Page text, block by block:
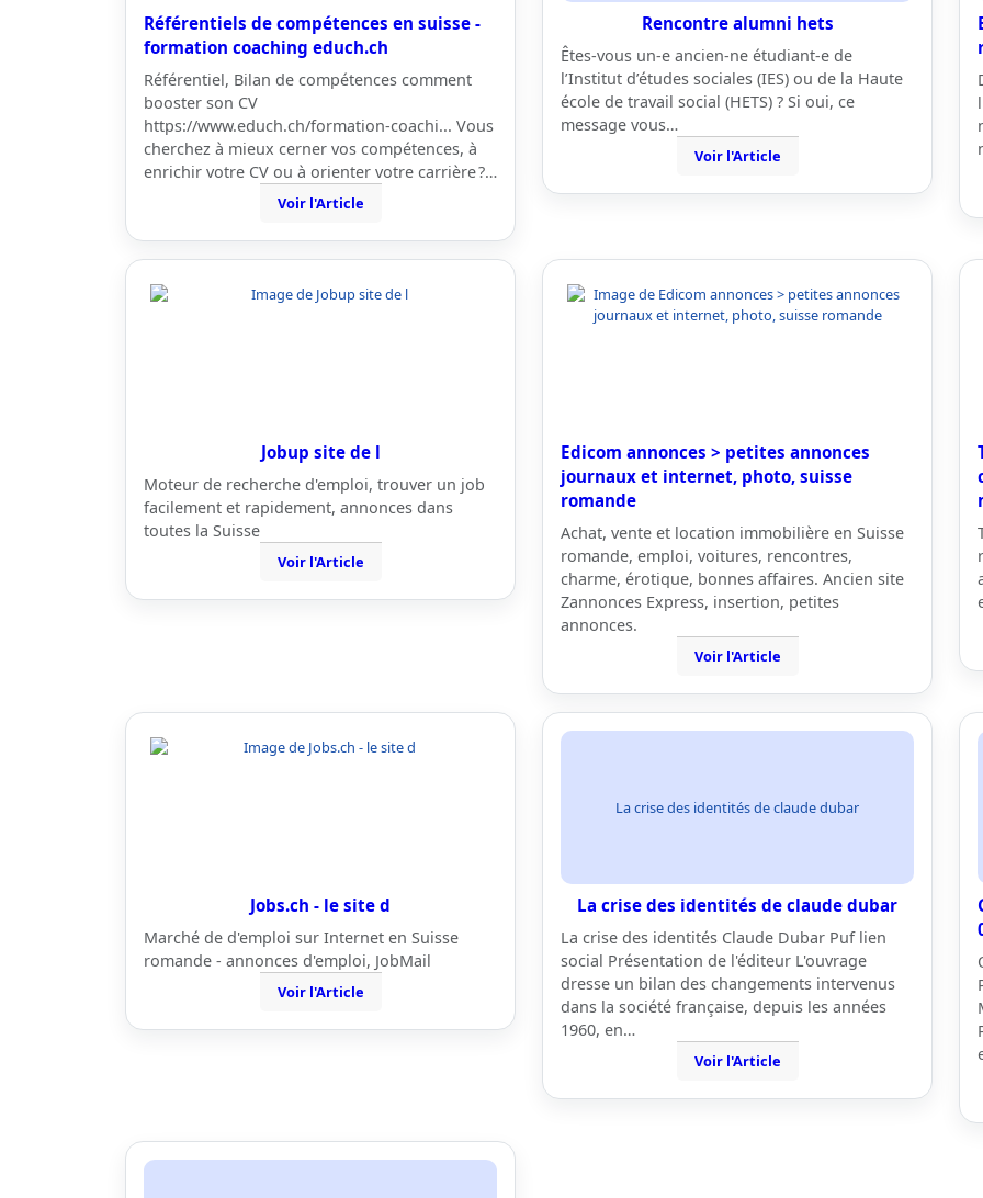
Référentiels de compétences en suisse -
formation coaching educh.ch
Référentiel, Bilan de compétences comment
booster son CV
https://www.educh.ch/formation-coachi... Vous
cherchez à mieux cerner vos compétences, à
enrichir votre CV ou à orienter votre carrière ?…
Voir l'Article
Rencontre alumni hets
Êtes-vous un-e ancien-ne étudiant-e de
l’Institut d’études sociales (IES) ou de la Haute
école de travail social (HETS) ? Si oui, ce
message vous…
Voir l'Article
Jobup site de l
Moteur de recherche d'emploi, trouver un job
facilement et rapidement, annonces dans
toutes la Suisse
Voir l'Article
Edicom annonces > petites annonces
journaux et internet, photo, suisse
romande
Achat, vente et location immobilière en Suisse
romande, emploi, voitures, rencontres,
charme, érotique, bonnes affaires. Ancien site
Zannonces Express, insertion, petites
annonces.
Voir l'Article
Jobs.ch - le site d
Marché de d'emploi sur Internet en Suisse
romande - annonces d'emploi, JobMail
Voir l'Article
La crise des identités de claude dubar
La crise des identités de claude dubar
La crise des identités Claude Dubar Puf lien
social Présentation de l'éditeur L'ouvrage
dresse un bilan des changements intervenus
dans la société française, depuis les années
1960, en…
Voir l'Article